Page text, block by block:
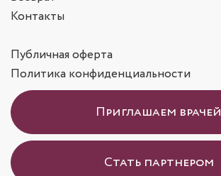
Контакты
Публичная оферта
Политика конфиденциальности
Приглашаем врачей
Стать партнером